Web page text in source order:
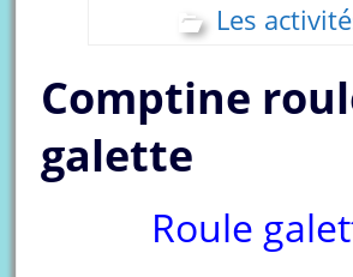
Les
Comptine
galette
Roule